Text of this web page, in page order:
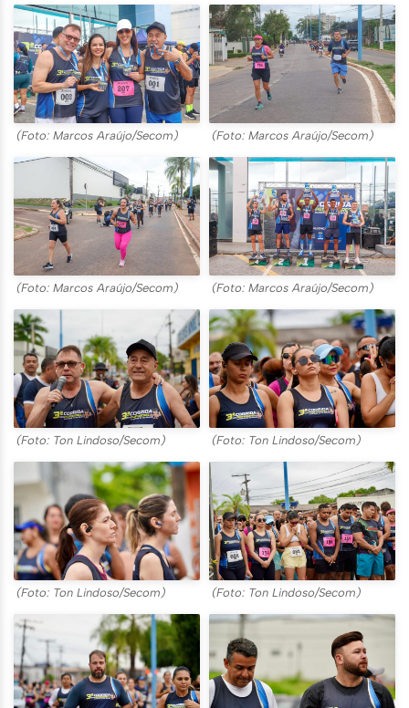
(Foto: Marcos Araújo/Secom) (Foto: Marcos Araújo/Secom)
(Foto: Marcos Araújo/Secom) (Foto: Marcos Araújo/Secom)
(Foto: Ton Lindoso/Secom) (Foto: Ton Lindoso/Secom)
(Foto: Ton Lindoso/Secom) (Foto: Ton Lindoso/Secom)